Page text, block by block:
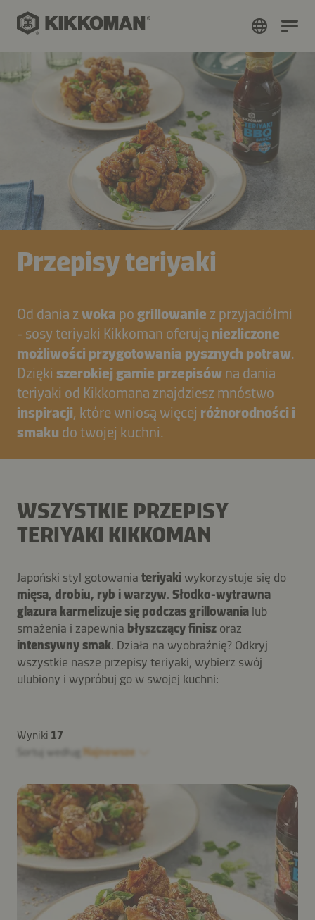
Przepisy teriyaki
Od dania z woka po grillowanie z przyjaciółmi
- sosy teriyaki Kikkoman oferują niezliczone
możliwości przygotowania pysznych potraw.
Dzięki szerokiej gamie przepisów na dania
teriyaki od Kikkomana znajdziesz mnóstwo
inspiracji, które wniosą więcej różnorodności i
smaku do twojej kuchni.
WSZYSTKIE PRZEPISY
TERIYAKI KIKKOMAN
Japoński styl gotowania teriyaki wykorzystuje się do
mięsa, drobiu, ryb i warzyw. Słodko-wytrawna
glazura karmelizuje się podczas grillowania lub
smażenia i zapewnia błyszczący finisz oraz
intensywny smak. Działa na wyobraźnię? Odkryj
wszystkie nasze przepisy teriyaki, wybierz swój
ulubiony i wypróbuj go w swojej kuchni:
Wyniki 17
Sortuj według Najnowsze